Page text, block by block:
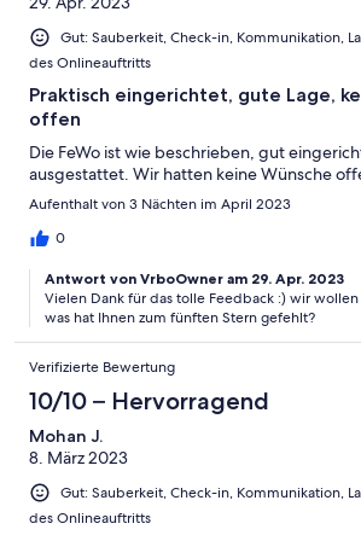
Gut: Sauberkeit, Check-in, Kommunikation,
des Onlineauftritts
Praktisch eingerichtet, gute Lage,
offen
Die FeWo ist wie beschrieben, gut
ausgestattet. Wir hatten keine Wünsche
Aufenthalt von 3 Nächten im April 2023
0
Antwort von VrboOwner am 29. Apr. 2023
Vielen Dank für das tolle Feedback :) wir
was hat Ihnen zum fünften Stern gefehlt?
Verifizierte Bewertung
10/10 – Hervorragend
Mohan J.
8. März 2023
Gut: Sauberkeit, Check-in, Kommunikation,
des Onlineauftritts